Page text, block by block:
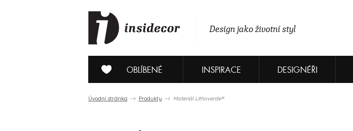
Design jako životní styl
OBLÍBENÉ INSPIRACE DESIGNÉŘI
Úvodní stránka Produkty Materiál Lithoverde®